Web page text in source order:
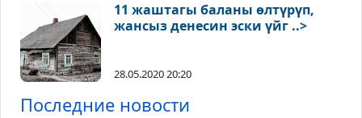
11 жаштагы баланы өлтүрүп,
жансыз денесин эски үйг ..>
28.05.2020 20:20
Последние новости